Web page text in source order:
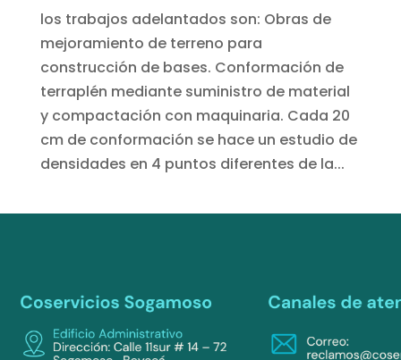
los trabajos adelantados son: Obras de
mejoramiento de terreno para
construcción de bases. Conformación de
terraplén mediante suministro de material
y compactación con maquinaria. Cada 20
cm de conformación se hace un estudio de
densidades en 4 puntos diferentes de la...